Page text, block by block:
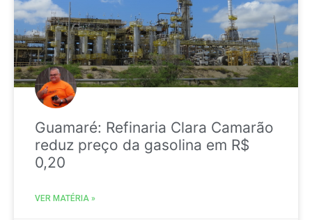
Guamaré: Refinaria Clara Camarão
reduz preço da gasolina em R$
0,20
VER MATÉRIA »